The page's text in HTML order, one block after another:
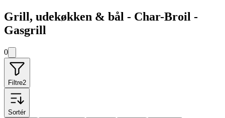
Grill, udekøkken & bål - Char-Broil -
Gasgrill
0
Filtre2
Sortér